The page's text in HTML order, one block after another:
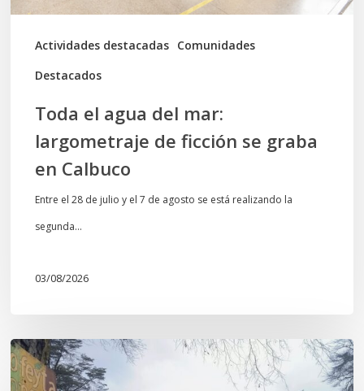
Actividades destacadas Comunidades
Destacados
se
graba
Toda el agua del mar:
largometraje de ficción se graba
en Calbuco
Entre el 28 de julio y el 7 de agosto se está realizando la
segunda…
03/08/2026
En
defensa